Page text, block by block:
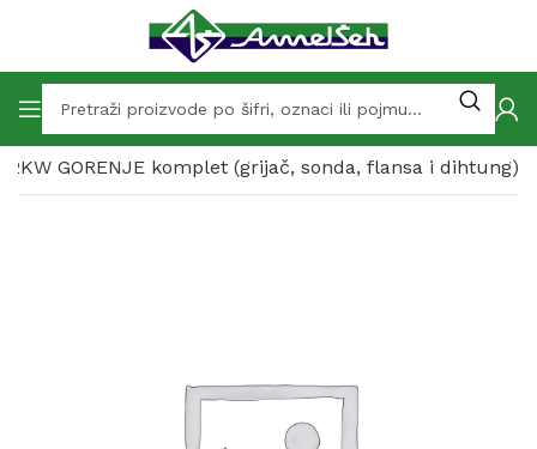
GORENJE komplet (grijač, sonda, flansa i dihtung)